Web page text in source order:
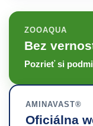
ZOOAQUA
Bez
Pozrieť si
AMINAVAST®
Oficiálna